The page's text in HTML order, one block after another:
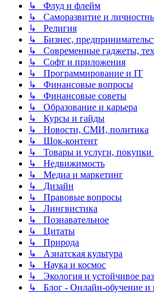
↳ Флуд и флейм
↳ Саморазвитие и
↳ Религия
↳ Бизнес,
↳ Современные гаджеты,
↳ Софт и приложения
↳ Программирование и IT
↳ Финансовые вопросы
↳ Финансовые советы
↳ Образование и карьера
↳ Курсы и гайды
↳ Новости, СМИ, политика
↳ Шок-контент
↳ Товары и услуги, покупки
↳ Недвижимость
↳ Медиа и маркетинг
↳ Дизайн
↳ Правовые вопросы
↳ Лингвистика
↳ Познавательное
↳ Цитаты
↳ Природа
↳ Азиатская культура
↳ Наука и космос
↳ Экология и устойчивое
↳ Блог - Онлайн-обучение и